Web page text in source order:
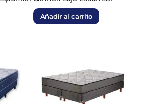
original
era:
actual
es:
80X190x20
Añadir al carrito